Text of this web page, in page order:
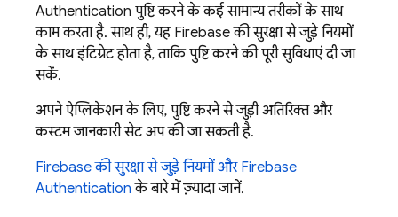
Authentication पुष्टि करने के कई सामान्य तरीकों के साथ
काम करता है. साथ ही, यह Firebase की सुरक्षा से जुड़े नियमों
के साथ इंटिग्रेट होता है, ताकि पुष्टि करने की पूरी सुविधाएं दी जा
सकें.
अपने ऐप्लिकेशन के लिए, पुष्टि करने से जुड़ी अतिरिक्त और
कस्टम जानकारी सेट अप की जा सकती है.
Firebase की सुरक्षा से जुड़े नियमों और Firebase
Authentication के बारे में ज़्यादा जानें.